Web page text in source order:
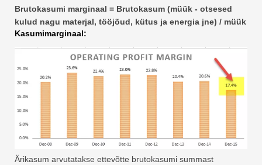
Brutokasumi marginaal = Brutokasum (müük - otsesed
kulud nagu materjal, tööjõud, kütus ja energia jne) / müük
Kasumimarginaal:
Ärikasum arvutatakse ettevõtte brutokasumi summast